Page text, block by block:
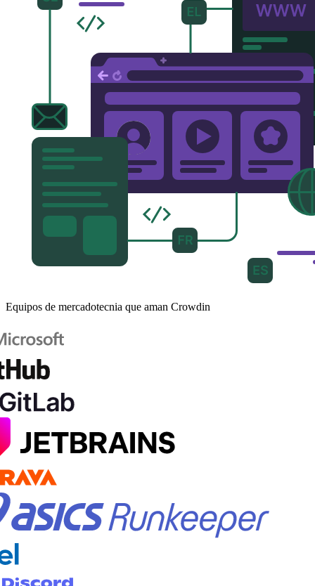
Equipos de mercadotecnia que aman Crowdin